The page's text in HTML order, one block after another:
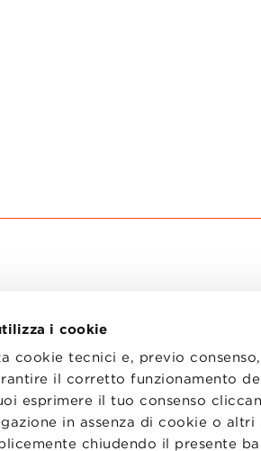
i cookie
cookie tecnici e, previo
il corretto funzionamento
esprimere il tuo consenso
in assenza di cookie o
chiudendo il presente
COOKIE